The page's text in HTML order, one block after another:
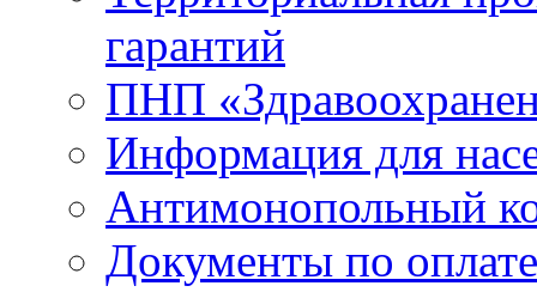
гарантий
ПНП
Информация для
Антимонопольный
Документы по